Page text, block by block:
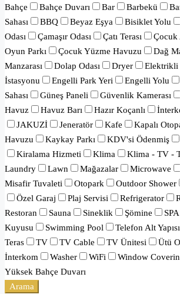
Bahçe
Bahçe Duvarı Bar Barbekü
Sahası
BBQ Beyaz Eşya Bisiklet Yolu
Odası
Çamaşır Odası Çatı Terası Çocuk
Oyun Parkı
Çocuk Yüzme Havuzu Dağ
Manzarası
Dolap Odası Dryer
Elektrikli
İstasyonu
Engelli Park Yeri Engelli Yolu
Sahası
Güneş Paneli Güvenlik Kamerası
Havuz
Havuz Barı Hazır Koçanlı
JAKUZİ
Jeneratör Kafe Kapalı
Havuzu
Kaykay Parkı KDV'si Ödenmiş
Kiralama Hizmeti
Klima
Klima - TV -
Laundry
Lawn Mağazalar Microwave
Misafir Tuvaleti
Otopark Outdoor Shower
Özel Garaj
Plaj Servisi Refrigerator
Restoran
Sauna Sineklik Şömine SPA
Kuyusu
Swimming Pool Telefon Alt Yapısı
Teras
TV TV Cable TV Ünitesi Ütü
İnterkom
Washer WiFi Window
Yüksek Bahçe Duvarı
Arama